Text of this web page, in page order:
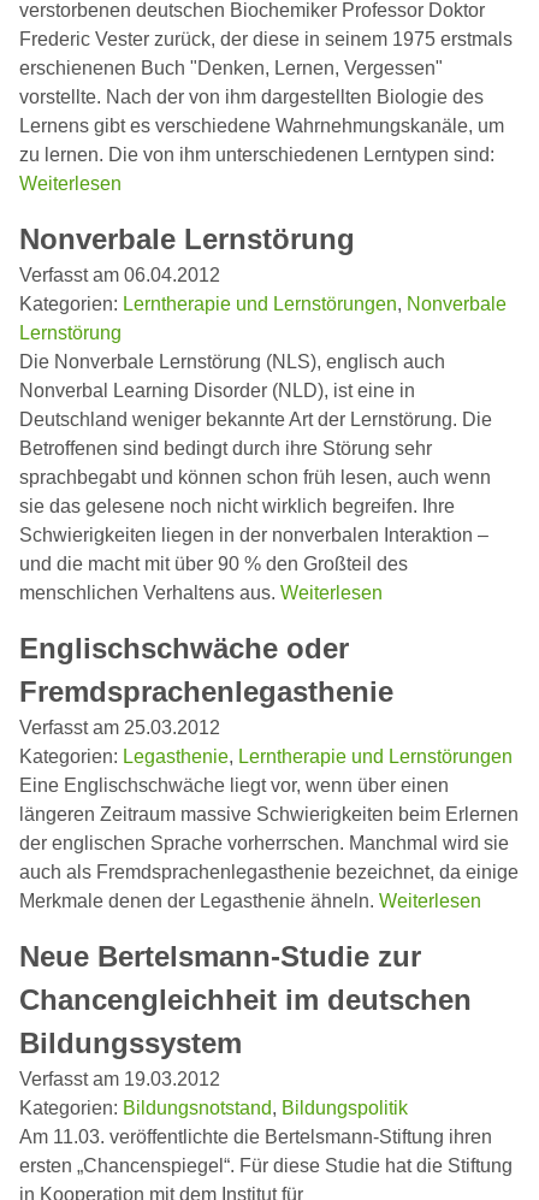
verstorbenen deutschen Biochemiker Professor Doktor
Frederic Vester zurück, der diese in seinem 1975 erstmals
erschienenen Buch "Denken, Lernen, Vergessen"
vorstellte. Nach der von ihm dargestellten Biologie des
Lernens gibt es verschiedene Wahrnehmungskanäle, um
zu lernen. Die von ihm unterschiedenen Lerntypen sind:
Weiterlesen
Nonverbale Lernstörung
Verfasst am 06.04.2012
Kategorien: Lerntherapie und Lernstörungen, Nonverbale
Lernstörung
Die Nonverbale Lernstörung (NLS), englisch auch
Nonverbal Learning Disorder (NLD), ist eine in
Deutschland weniger bekannte Art der Lernstörung. Die
Betroffenen sind bedingt durch ihre Störung sehr
sprachbegabt und können schon früh lesen, auch wenn
sie das gelesene noch nicht wirklich begreifen. Ihre
Schwierigkeiten liegen in der nonverbalen Interaktion –
und die macht mit über 90 % den Großteil des
menschlichen Verhaltens aus. Weiterlesen
Englischschwäche oder
Fremdsprachenlegasthenie
Verfasst am 25.03.2012
Kategorien: Legasthenie, Lerntherapie und Lernstörungen
Eine Englischschwäche liegt vor, wenn über einen
längeren Zeitraum massive Schwierigkeiten beim Erlernen
der englischen Sprache vorherrschen. Manchmal wird sie
auch als Fremdsprachenlegasthenie bezeichnet, da einige
Merkmale denen der Legasthenie ähneln. Weiterlesen
Neue Bertelsmann-Studie zur
Chancengleichheit im deutschen
Bildungssystem
Verfasst am 19.03.2012
Kategorien: Bildungsnotstand, Bildungspolitik
Am 11.03. veröffentlichte die Bertelsmann-Stiftung ihren
ersten „Chancenspiegel“. Für diese Studie hat die Stiftung
in Kooperation mit dem Institut für